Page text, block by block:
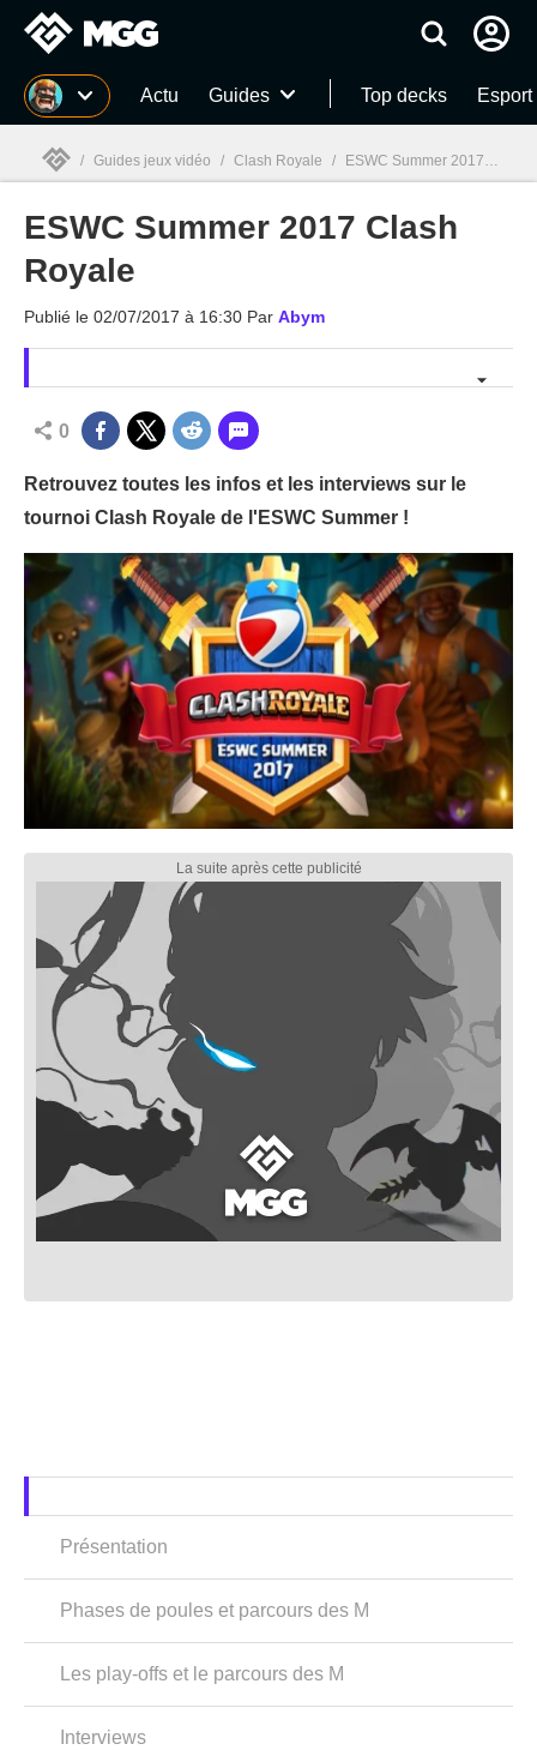
MGG Actu Guides Top decks Esport
MGG
/ Guides jeux vidéo / Clash Royale / ESWC Summer 2017 Clash Royale
ESWC Summer 2017 Clash
Royale
Publié le 02/07/2017 à 16:30 Par Abym
0
Retrouvez toutes les infos et les interviews sur le
tournoi Clash Royale de l'ESWC Summer !
Présentation
Phases de poules et parcours des M
Les play-offs et le parcours des M
Interviews